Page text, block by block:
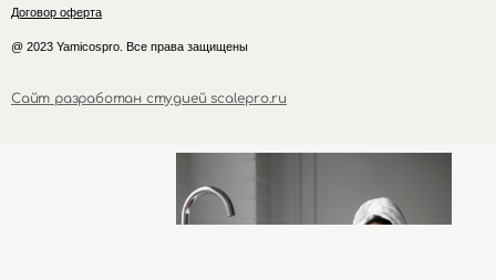
Договор оферта
@ 2023 Yamicospro. Все права защищены
Сайт разработан студией scalepro.ru